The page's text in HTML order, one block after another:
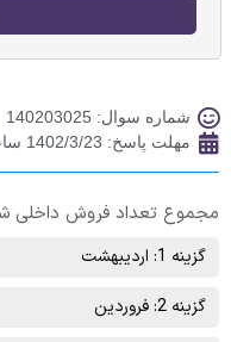
شماره سوال: 140203025
مهلت پاسخ: 1402/3/23 ساعت 23:59
مجموع تعداد فروش داخلی
گزینه 1: اردیبهشت
گزینه 2: فروردین